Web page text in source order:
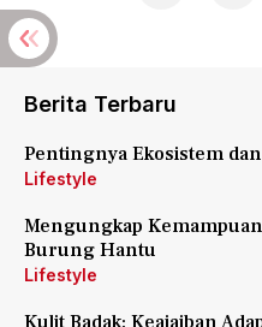
Berita Terbaru
Pentingnya Ekosistem
Lifestyle
Mengungkap
Burung Hantu
Lifestyle
Kulit Badak: Keajaiban